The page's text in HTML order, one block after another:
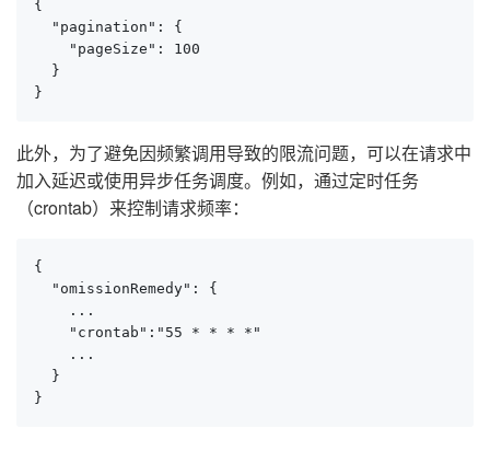
{
  "pagination": {
    "pageSize": 100
  }
}
此外，为了避免因频繁调用导致的限流问题，可以在请求中
加入延迟或使用异步任务调度。例如，通过定时任务
（crontab）来控制请求频率：
{
  "omissionRemedy": {
    ...
    "crontab":"55 * * * *"
    ...
  }
}